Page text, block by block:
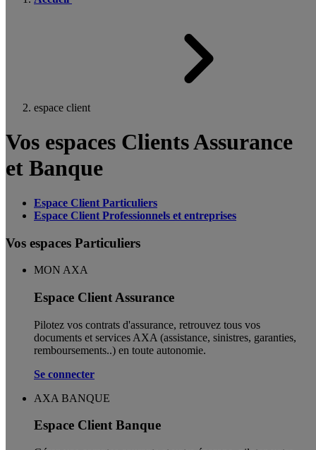
espace client
Vos espaces Clients Assurance
et Banque
Espace Client Particuliers
Espace Client Professionnels et entreprises
Vos espaces Particuliers
MON AXA
Espace Client Assurance
Pilotez vos contrats d'assurance, retrouvez tous vos
documents et services AXA (assistance, sinistres, garanties,
remboursements..) en toute autonomie. ​
Se connecter
AXA BANQUE
Espace Client Banque